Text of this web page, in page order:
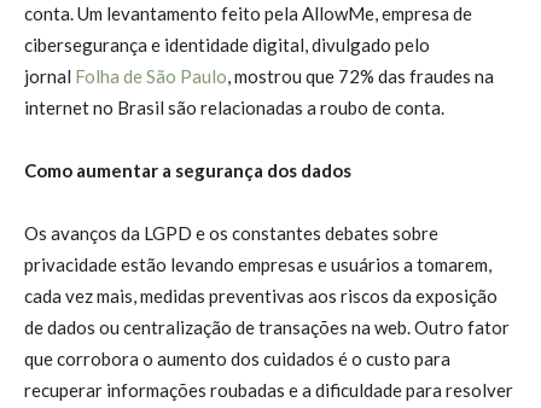
conta. Um levantamento feito pela AllowMe, empresa de
cibersegurança e identidade digital, divulgado pelo
jornal Folha de São Paulo , mostrou que 72% das fraudes na
internet no Brasil são relacionadas a roubo de conta.
Como aumentar a segurança dos dados
Os avanços da LGPD e os constantes debates sobre
privacidade estão levando empresas e usuários a tomarem,
cada vez mais, medidas preventivas aos riscos da exposição
de dados ou centralização de transações na web. Outro fator
que corrobora o aumento dos cuidados é o custo para
recuperar informações roubadas e a dificuldade para resolver